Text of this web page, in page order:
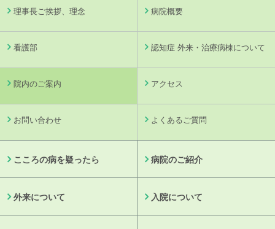
理事長ご挨拶、理念 病院概要
看護部 認知症 外来・治療病棟について
院内のご案内 アクセス
お問い合わせ よくあるご質問
こころの病を疑ったら 病院のご紹介
外来について 入院について